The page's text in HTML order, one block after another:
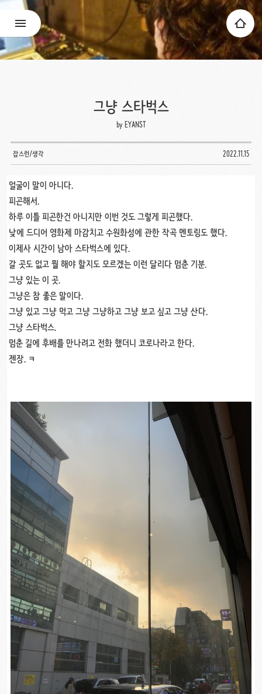
그냥 스타벅스
by EYANST
잡스런/생각 2022.11.15
얼굴이 말이 아니다.
피곤해서.
하루 이틀 피곤한건 아니지만 이번 것도 그렇게 피곤했다.
낮에 드디어 영화제 마감치고 수원화성에 관한 작곡 멘토링도 했다.
이제사 시간이 남아 스타벅스에 있다.
갈 곳도 없고 뭘 해야 할지도 모르겠는 이런 달리다 멈춘 기분.
그냥 있는 이 곳.
그냥은 참 좋은 말이다.
그냥 있고 그냥 먹고 그냥 그냥하고 그냥 보고 싶고 그냥 산다.
그냥 스타벅스.
멈춘 길에 후배를 만나려고 전화 했더니 코로나라고 한다.
젠장. ㅋ